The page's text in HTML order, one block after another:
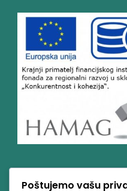
Poštujemo vašu